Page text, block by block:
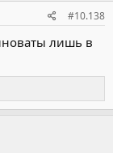
#10.138
лишь в